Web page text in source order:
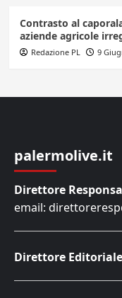
Contrasto al
aziende agricole
Redazione PL 9
palermolive.it
Direttore
email:
Direttore Editoriale